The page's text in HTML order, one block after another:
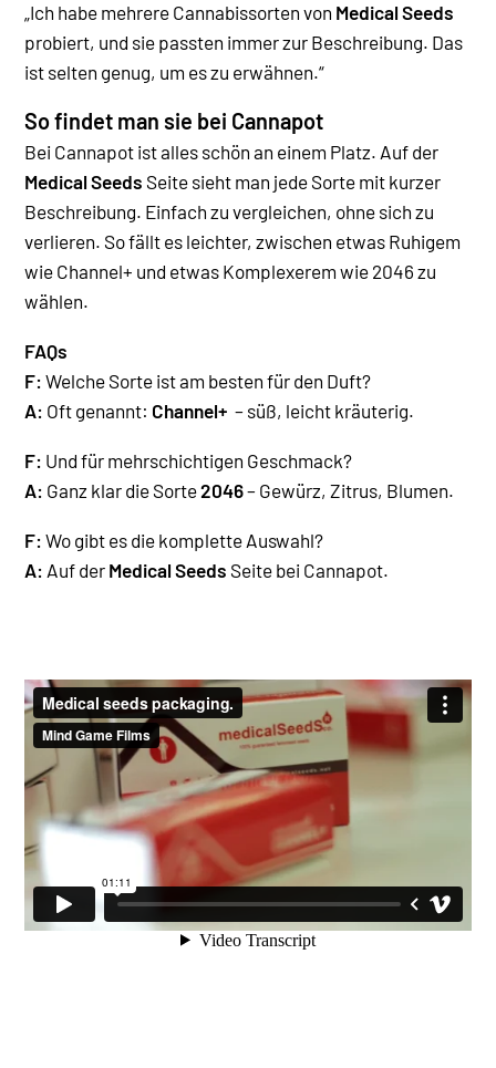
„Ich habe mehrere Cannabissorten von Medical Seeds
probiert, und sie passten immer zur Beschreibung. Das
ist selten genug, um es zu erwähnen.“
So findet man sie bei Cannapot
Bei Cannapot ist alles schön an einem Platz. Auf der
Medical Seeds Seite sieht man jede Sorte mit kurzer
Beschreibung. Einfach zu vergleichen, ohne sich zu
verlieren. So fällt es leichter, zwischen etwas Ruhigem
wie Channel+ und etwas Komplexerem wie 2046 zu
wählen.
FAQs
F: Welche Sorte ist am besten für den Duft?
A: Oft genannt: Channel+ – süß, leicht kräuterig.
F: Und für mehrschichtigen Geschmack?
A: Ganz klar die Sorte2046– Gewürz, Zitrus, Blumen.
F: Wo gibt es die komplette Auswahl?
A: Auf der Medical Seeds Seite bei Cannapot.